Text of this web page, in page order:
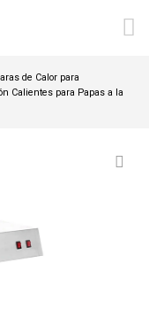
de Calor para
Calientes para Papas a la